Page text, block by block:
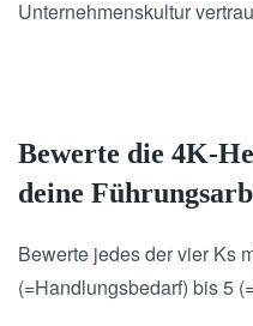
Unternehmenskultur
Bewerte die 4K-
deine
Bewerte jedes der vier Ks
(=Handlungsbedarf) bis 5